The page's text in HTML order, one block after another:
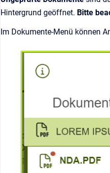
Hintergrund geöffnet. Bitte
Im Dokumente-Menü können